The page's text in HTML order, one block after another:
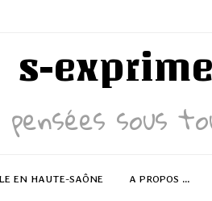
s-
pensées sous
EN HAUTE-SAÔNE A PROPOS …